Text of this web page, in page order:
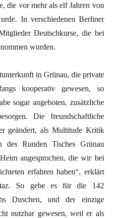
die vor mehr als elf Jahren von
In verschiedenen Berliner
Deutschkurse, die bei
wurden.
in Grünau, die private
kooperativ gewesen, so
sogar angeboten, zusätzliche
Die freundschaftliche
geändert, als Multitude Kritik
des Runden Tisches Grünau
angesprochen, die wir bei
erfahren haben“, erklärt
So gebe es für die 142
Duschen, und der einzige
nutzbar gewesen, weil er als